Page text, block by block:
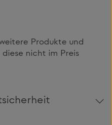
Produkte und
nicht im Preis